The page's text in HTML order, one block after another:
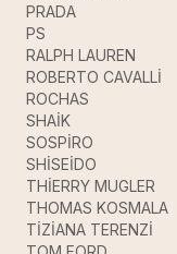
PRADA
PS
RALPH LAUREN
ROBERTO CAVALLİ
ROCHAS
SHAİK
SOSPİRO
SHİSEİDO
THİERRY MUGLER
THOMAS KOSMALA
TİZİANA TERENZİ